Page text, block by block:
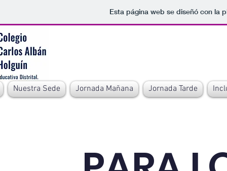
Esta página web se diseñó con la
Nuestra Sede Jornada Mañana Jornada Tarde